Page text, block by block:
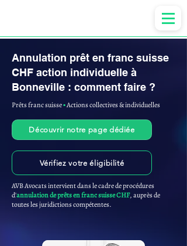
Annulation prêt en franc suisse
CHF action individuelle à
Bonneville : comment faire ?
Prêts franc suisse▪︎Actions collectives & individuelles
Découvrir notre page dédiée
Vérifiez votre éligibilité
AVB Avocats intervient dans le cadre de procédures
d'annulation de prêts en franc suisse CHF, auprès de
toutes les juridictions compétentes.